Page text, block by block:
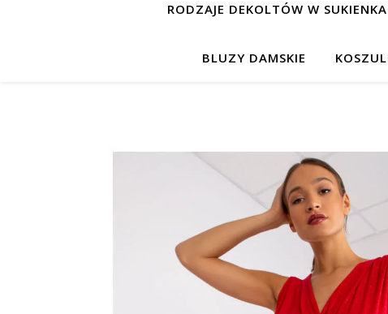
RODZAJE DEKOLTÓW W
BLUZY DAMSKIE